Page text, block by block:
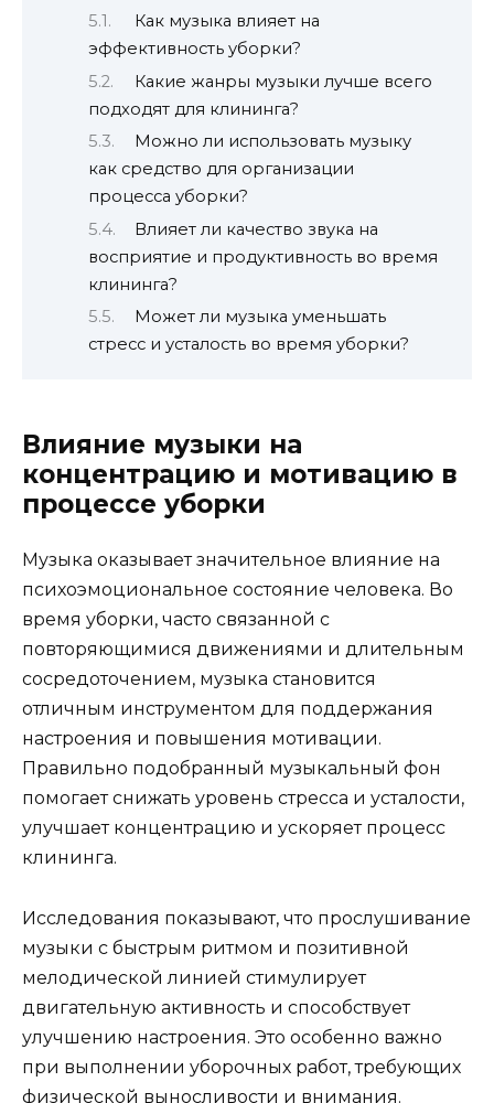
Как музыка влияет на
эффективность уборки?
Какие жанры музыки лучше всего
подходят для клининга?
Можно ли использовать музыку
как средство для организации
процесса уборки?
Влияет ли качество звука на
восприятие и продуктивность во время
клининга?
Может ли музыка уменьшать
стресс и усталость во время уборки?
Влияние музыки на
концентрацию и мотивацию в
процессе уборки
Музыка оказывает значительное влияние на
психоэмоциональное состояние человека. Во
время уборки, часто связанной с
повторяющимися движениями и длительным
сосредоточением, музыка становится
отличным инструментом для поддержания
настроения и повышения мотивации.
Правильно подобранный музыкальный фон
помогает снижать уровень стресса и усталости,
улучшает концентрацию и ускоряет процесс
клининга.
Исследования показывают, что прослушивание
музыки с быстрым ритмом и позитивной
мелодической линией стимулирует
двигательную активность и способствует
улучшению настроения. Это особенно важно
при выполнении уборочных работ, требующих
физической выносливости и внимания.